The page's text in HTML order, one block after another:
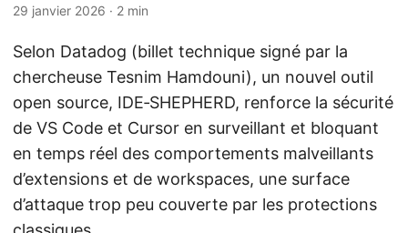
29 janvier 2026 · 2 min
Selon Datadog (billet technique signé par la
chercheuse Tesnim Hamdouni), un nouvel outil
open source, IDE‑SHEPHERD, renforce la sécurité
de VS Code et Cursor en surveillant et bloquant
en temps réel des comportements malveillants
d’extensions et de workspaces, une surface
d’attaque trop peu couverte par les protections